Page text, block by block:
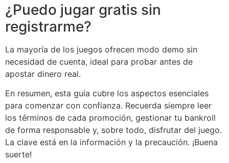
¿Puedo jugar gratis sin
registrarme?
La mayoría de los juegos ofrecen modo demo sin
necesidad de cuenta, ideal para probar antes de
apostar dinero real.
En resumen, esta guía cubre los aspectos esenciales
para comenzar con confianza. Recuerda siempre leer
los términos de cada promoción, gestionar tu bankroll
de forma responsable y, sobre todo, disfrutar del juego.
La clave está en la información y la precaución. ¡Buena
suerte!